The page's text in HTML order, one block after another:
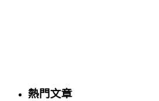
熱門文章